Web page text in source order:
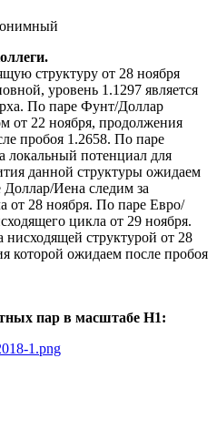
структуру от 28 ноября
уровень 1.1297 является
По паре Фунт/Доллар
от 22 ноября, продолжения
пробоя 1.2658. По паре
потенциал для
данной структуры ожидаем
Иена следим за
от 28 ноября. По паре Евро/
цикла от 29 ноября.
структурой от 28
которой ожидаем после пробоя
пар в масштабе Н1: